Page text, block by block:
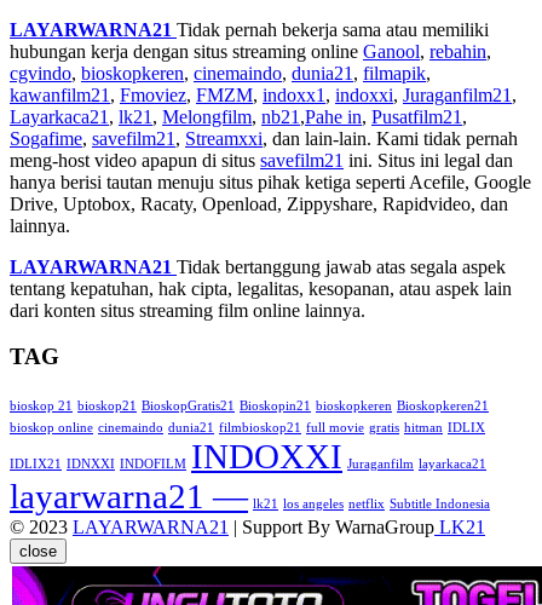
LAYARWARNA21 Tidak pernah bekerja sama atau memiliki
hubungan kerja dengan situs streaming online Ganool, rebahin,
cgvindo, bioskopkeren, cinemaindo, dunia21 , filmapik,
kawanfilm21 , Fmoviez, FMZM, indoxx1 , indoxxi, Juraganfilm21 ,
Layarkaca21 , lk21 , Melongfilm, nb21 ,Pahe in, Pusatfilm21 ,
Sogafime, savefilm21 , Streamxxi, dan lain-lain. Kami tidak pernah
meng-host video apapun di situs savefilm21 ini. Situs ini legal dan
hanya berisi tautan menuju situs pihak ketiga seperti Acefile, Google
Drive, Uptobox, Racaty, Openload, Zippyshare, Rapidvideo, dan
lainnya.
LAYARWARNA21 Tidak bertanggung jawab atas segala aspek
tentang kepatuhan, hak cipta, legalitas, kesopanan, atau aspek lain
dari konten situs streaming film online lainnya.
TAG
bioskop 21 bioskop21 BioskopGratis21 Bioskopin21 bioskopkeren Bioskopkeren21
bioskop online cinemaindo dunia21 filmbioskop21 full movie gratis hitman IDLIX
IDLIX21 IDNXXI INDOFILM INDOXXI Juraganfilm layarkaca21
layarwarna21 — lk21 los angeles netflix Subtitle Indonesia
© 2023 LAYARWARNA21 | Support By WarnaGroup LK21
close